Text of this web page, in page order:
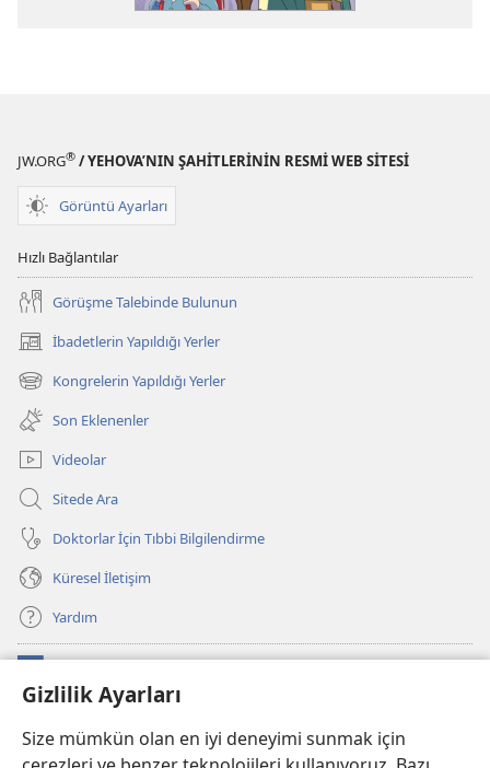
Gizlilik Ayarları
Size mümkün olan en iyi deneyimi sunmak için
JW.ORG® / YEHOVA’NIN ŞAHİTLERİNİN RESMİ WEB SİTESİ
Görüntü Ayarları
Hızlı Bağlantılar
Görüşme Talebinde Bulunun
İbadetlerin Yapıldığı Yerler
(yeni
pencere
açar)
Kongrelerin Yapıldığı Yerler
(yeni
pencere
açar)
Son Eklenenler
Videolar
Sitede Ara
Doktorlar İçin Tıbbi Bilgilendirme
Küresel İletişim
Yardım
(yeni
pencere
Watchtower ONLINE KÜTÜPHANE
(yeni
pencere